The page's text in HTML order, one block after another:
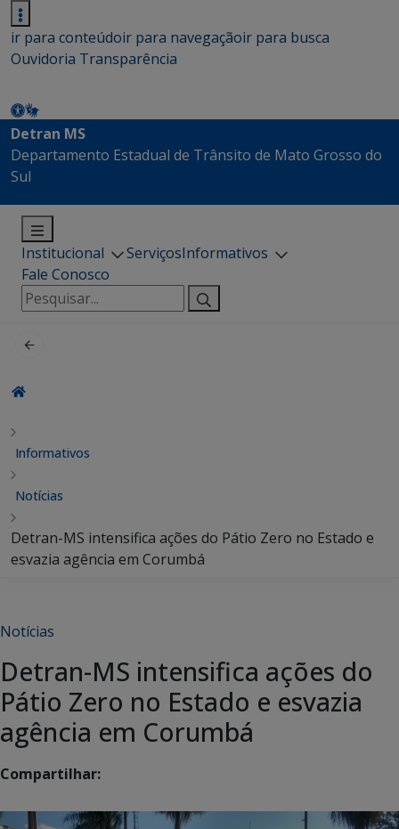
ir para conteúdoir para navegaçãoir para busca
Ouvidoria Transparência
Detran MS
Departamento Estadual de Trânsito de Mato Grosso do
Sul
Institucional ServiçosInformativos
Fale Conosco
Pesquisar
por:
Informativos
Notícias
Detran-MS intensifica ações do Pátio Zero no Estado e
esvazia agência em Corumbá
Notícias
Detran-MS intensifica ações do
Pátio Zero no Estado e esvazia
agência em Corumbá
Compartilhar: